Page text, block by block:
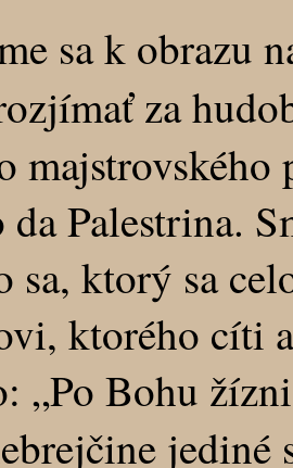
sa k obrazu
za
Palestrina.
sa, ktorý sa
ktorého cíti
„Po Bohu
jediné